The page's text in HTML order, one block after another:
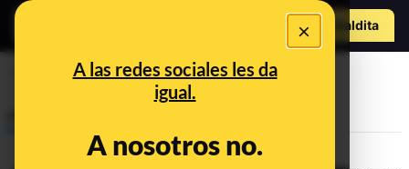
×
A las redes sociales les da
igual.
A nosotros no.
Hazte Maldita